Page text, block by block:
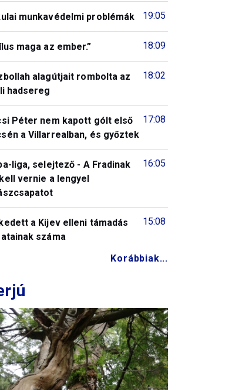
19:05
munkavédelmi problémák
18:09
maga az ember.”
18:02
alagútjait rombolta az
hadsereg
17:08
Péter nem kapott gólt első
a Villarrealban, és győztek
16:05
liga, selejtező - A Fradinak
vernie a lengyel
15:08
a Kijev elleni támadás
száma
Korábbiak...